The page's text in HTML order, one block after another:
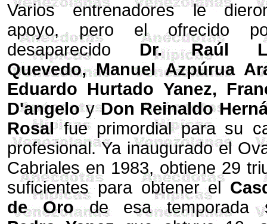
Varios entrenadores le
apoyo, pero el ofrecido
desaparecido Dr. Raúl
Quevedo, Manuel Azpúrua
Eduardo Hurtado Yanez,
D'angeloyDon Reinaldo
Rosalfue primordial para su
profesional. Ya inaugurado el
Cabriales en 1983, obtiene 29
suficientes para obtener el
de Orode esa temporada